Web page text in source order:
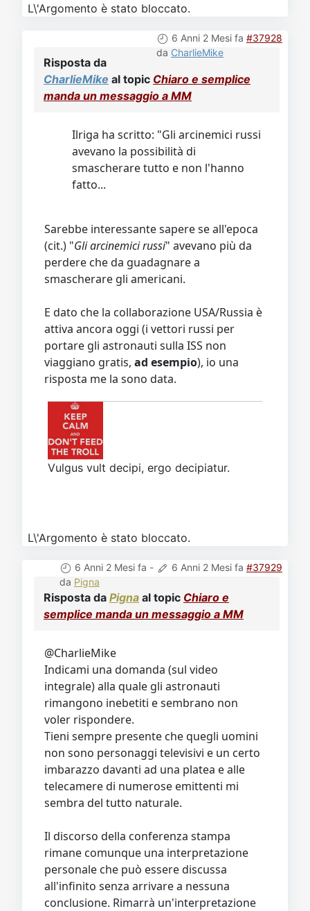
L\'Argomento è stato bloccato.
6 Anni 2 Mesi fa #37928
da CharlieMike
Risposta da
CharlieMike al topic Chiaro e semplice
manda un messaggio a MM
Ilriga ha scritto: "Gli arcinemici russi
avevano la possibilità di
smascherare tutto e non l'hanno
fatto...
Sarebbe interessante sapere se all'epoca
(cit.) "Gli arcinemici russi" avevano più da
perdere che da guadagnare a
smascherare gli americani.
E dato che la collaborazione USA/Russia è
attiva ancora oggi (i vettori russi per
portare gli astronauti sulla ISS non
viaggiano gratis, ad esempio), io una
risposta me la sono data.
Vulgus vult decipi, ergo decipiatur.
L\'Argomento è stato bloccato.
6 Anni 2 Mesi fa - 6 Anni 2 Mesi fa #37929
da Pigna
Risposta da Pigna al topic Chiaro e
semplice manda un messaggio a MM
@CharlieMike
Indicami una domanda (sul video
integrale) alla quale gli astronauti
rimangono inebetiti e sembrano non
voler rispondere.
Tieni sempre presente che quegli uomini
non sono personaggi televisivi e un certo
imbarazzo davanti ad una platea e alle
telecamere di numerose emittenti mi
sembra del tutto naturale.
Il discorso della conferenza stampa
rimane comunque una interpretazione
personale che può essere discussa
all'infinito senza arrivare a nessuna
conclusione. Rimarrà un'interpretazione